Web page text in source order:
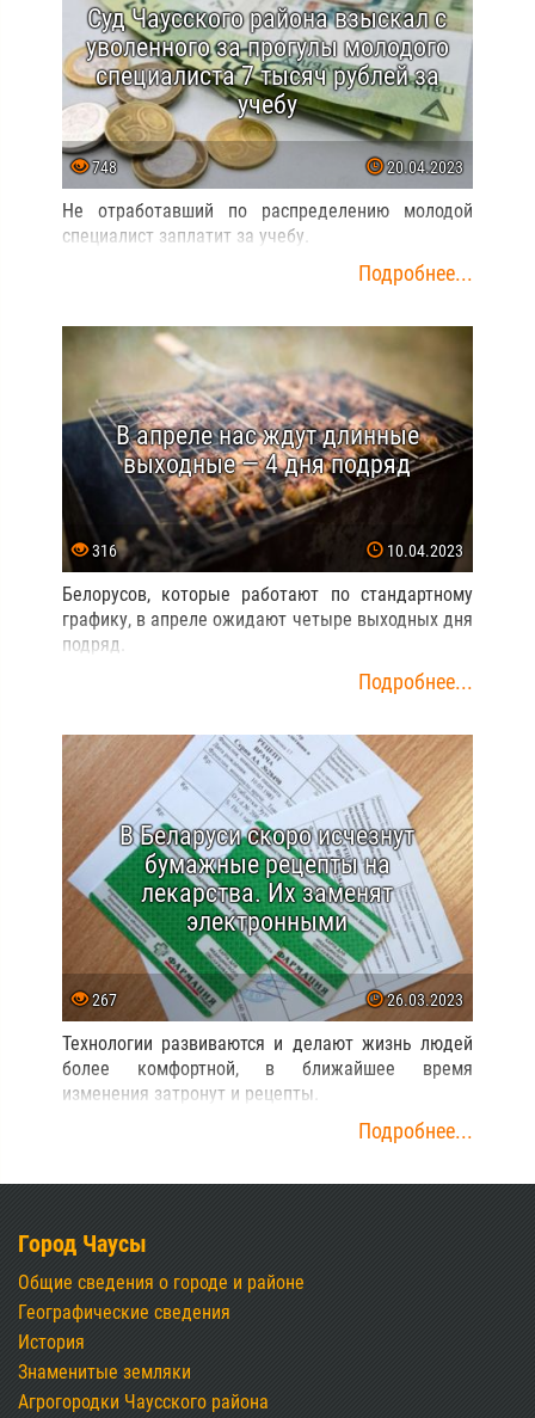
Суд Чаусского района взыскал с
уволенного за прогулы молодого
специалиста 7 тысяч рублей за
учебу
748 20.04.2023
Не отработавший по распределению молодой
специалист заплатит за учебу.
Подробнее...
В апреле нас ждут длинные
выходные — 4 дня подряд
316 10.04.2023
Белорусов, которые работают по стандартному
графику, в апреле ожидают четыре выходных дня
подряд.
Подробнее...
В Беларуси скоро исчезнут
бумажные рецепты на
лекарства. Их заменят
электронными
267 26.03.2023
Технологии развиваются и делают жизнь людей
более комфортной, в ближайшее время
изменения затронут и рецепты.
Подробнее...
Город Чаусы
Общие сведения о городе и районе
Географические сведения
История
Знаменитые земляки
Агрогородки Чаусского района